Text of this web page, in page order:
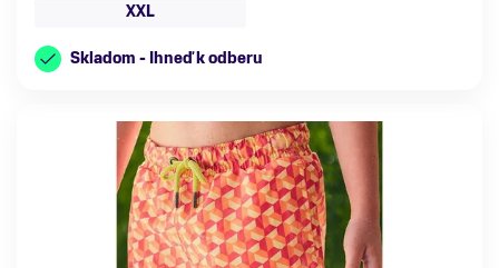
XXL
Skladom - Ihneď k odberu